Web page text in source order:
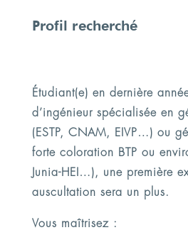
Profil recherché
Étudiant(e) en dernière
d’ingénieur spécialisée en
(ESTP, CNAM, EIVP…) ou
forte coloration BTP ou
Junia-HEI…), une première
auscultation sera un plus.
Vous maîtrisez :